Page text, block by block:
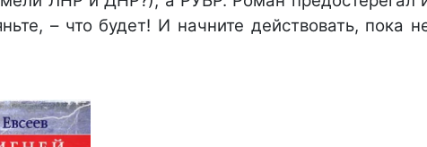
– что будет! И начните действовать, пока